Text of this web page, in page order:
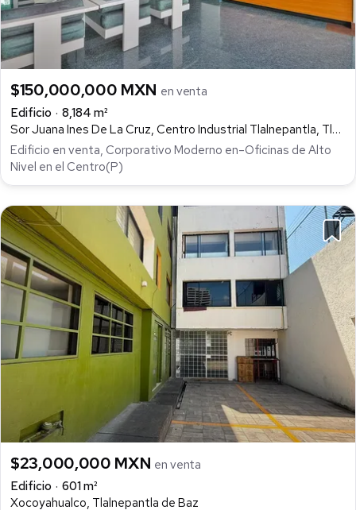
$150,000,000 MXN en venta
Edificio
8,184 m²
Sor Juana Ines De La Cruz, Centro Industrial Tlalnepantla, Tlalnepantla de Baz
Edificio en venta, Corporativo Moderno en–Oficinas de Alto
Nivel en el Centro(P)
$23,000,000 MXN en venta
Edificio
601 m²
Xocoyahualco, Tlalnepantla de Baz